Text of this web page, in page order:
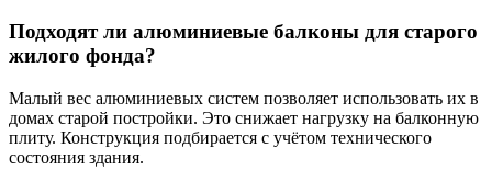
Подходят ли алюминиевые балконы для старого
жилого фонда?
Малый вес алюминиевых систем позволяет использовать их в
домах старой постройки. Это снижает нагрузку на балконную
плиту. Конструкция подбирается с учётом технического
состояния здания.